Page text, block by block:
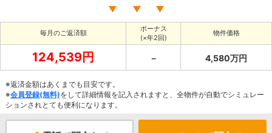
毎月のご返済額
ボーナス
(×年2回)
物件価格
124,539円 － 4,580万円
※返済金額はあくまでも目安です。
※会員登録(無料)をして詳細情報を記入されますと、全物件が自動でシミュレー
ションされとても便利になります。